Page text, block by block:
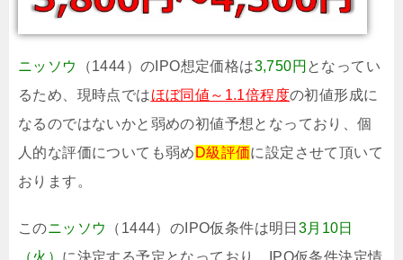
ニッソウ （1444）のIPO想定価格は3,750円 となってい
るため、現時点ではほぼ同値～1.1倍程度の初値形成に
なるのではないかと弱めの初値予想となっており、個
人的な評価についても弱め D級評価に設定させて頂いて
おります。
このニッソウ （1444）のIPO仮条件は明日 3月10日
（火） に決定する予定となっており、IPO仮条件決定情